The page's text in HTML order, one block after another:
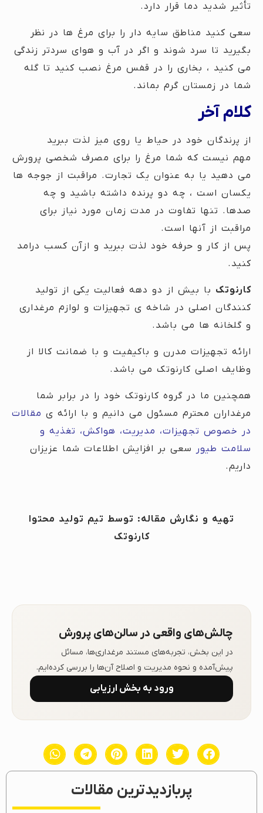
تأثیر شدید دما قرار دارد.
سعی کنید مناطق سایه دار را برای مرغ ها در نظر
بگیرید تا سرد شوند و اگر در آب و هوای سردتر زندگی
می کنید ، بخاری را در قفس مرغ نصب کنید تا گله
شما در زمستان گرم بماند.
کلام آخر
از پرندگان خود در حیاط یا روی میز لذت ببرید
مهم نیست که شما مرغ را برای مصرف شخصی پرورش
می دهید یا به عنوان یک تجارت. مراقبت از جوجه ها
یکسان است ، چه دو پرنده داشته باشید و چه
صدها. تنها تفاوت در مدت زمان مورد نیاز برای
مراقبت از آنها است.
پس از کار و حرفه خود لذت ببرید و ازآن کسب درامد
کنید.
کارنوتک با بیش از دو دهه فعالیت یکی از تولید
کنندگان اصلی در شاخه ی تجهیزات و لوازم مرغداری
و گلخانه ها می باشد.
ارائه تجهیزات مدرن و باکیفیت و با ضمانت کالا از
وظایف اصلی کارنوتک می باشد.
همچنین ما در گروه کارنوتک خود را در برابر شما
مرغداران محترم مسئول می دانیم و با ارائه ی مقالات
در خصوص تجهیزات، مدیریت، هواکش، تغذیه و
سلامت طیور سعی بر افزایش اطلاعات شما عزیزان
داریم.
تهیه و نگارش مقاله: توسط تیم تولید محتوا
کارنوتک
چالش‌های واقعی در سالن‌های پرورش
در این بخش، تجربه‌های مستند مرغداری‌ها، مسائل
پیش‌آمده و نحوه مدیریت و اصلاح آن‌ها را بررسی کرده‌ایم.
ورود به بخش ارزیابی
پربازدیدترین مقالات